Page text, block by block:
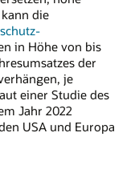
die
in Höhe von bis
der
je
einer Studie des
Jahr 2022
USA und Europa